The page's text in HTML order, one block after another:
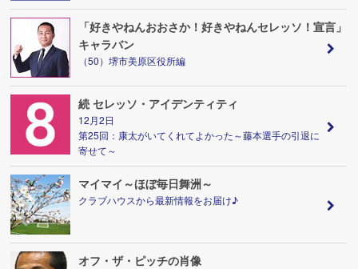
「好きやねんおおさか！好きやねんセレッソ！宣言」
キャラバン
（50）堺市美原区役所編
続 セレッソ・アイデンティティ
12月2日
第25回：康太がいてくれてよかった～藤本選手の引退に
寄せて～
マイマイ～ほぼ毎日舞洲～
クラブハウスから最新情報をお届け♪
オフ・ザ・ピッチの肖像